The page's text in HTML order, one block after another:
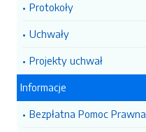
Protokoły
Uchwały
Projekty uchwał
Informacje
Bezpłatna Pomoc Prawna